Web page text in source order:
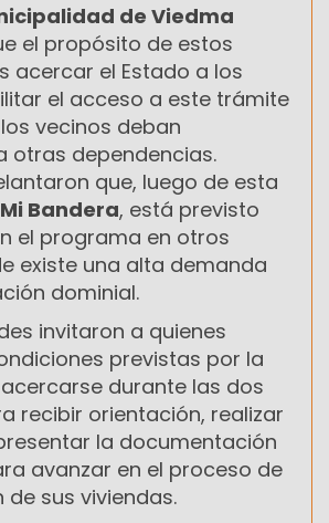
de Viedma
el propósito de estos
acercar el Estado a los
el acceso a este trámite
vecinos deban
otras dependencias.
que, luego de esta
Mi Bandera, está previsto
el programa en otros
existe una alta demanda
dominial.
invitaron a quienes
previstas por la
durante las dos
recibir orientación, realizar
la documentación
avanzar en el proceso de
sus viviendas.